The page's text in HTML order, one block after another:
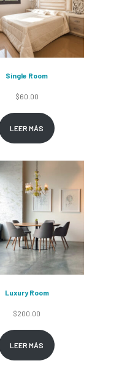
Single Room
$60.00
LEER MÁS
Luxury Room
$200.00
LEER MÁS